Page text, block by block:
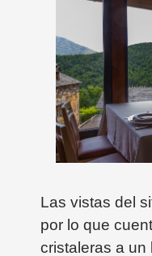
Las vistas del
por lo que
cristaleras a un